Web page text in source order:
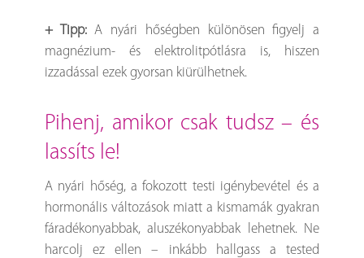
+ Tipp:A nyári hőségben különösen figyelj a
magnézium- és elektrolitpótlásra is, hiszen
izzadással ezek gyorsan kiürülhetnek.
pihenj, amikor csak tudsz – és
lassíts le!
A nyári hőség, a fokozott testi igénybevétel és a
hormonális változások miatt a kismamák gyakran
fáradékonyabbak, aluszékonyabbak lehetnek. Ne
harcolj ez ellen – inkább hallgass a tested